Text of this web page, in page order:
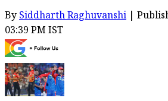
BySiddharth Raghuvanshi |
03:39 PM IST